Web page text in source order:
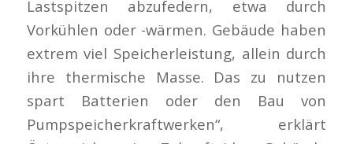
Lastspitzen abzufedern, etwa durch
Vorkühlen oder -wärmen. Gebäude haben
extrem viel Speicherleistung, allein durch
ihre thermische Masse. Das zu nutzen
spart Batterien oder den Bau von
Pumpspeicherkraftwerken“, erklärt